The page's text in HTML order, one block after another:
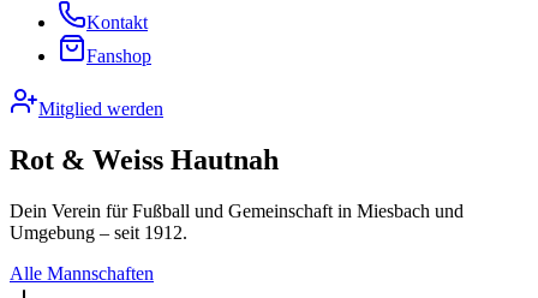
Kontakt
Fanshop
Mitglied werden
Rot & Weiss Hautnah
Dein Verein für Fußball und Gemeinschaft in Miesbach und
Umgebung – seit 1912.
Alle Mannschaften